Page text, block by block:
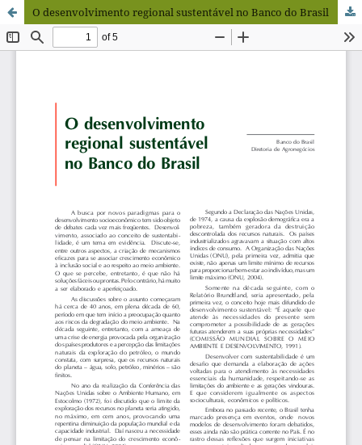
O desenvolvimento regional sustentável no Banco do Brasil